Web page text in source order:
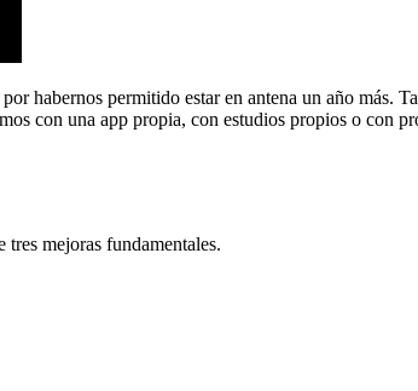
habernos permitido estar en antena un año más.
con una app propia, con estudios propios o con
mejoras fundamentales.